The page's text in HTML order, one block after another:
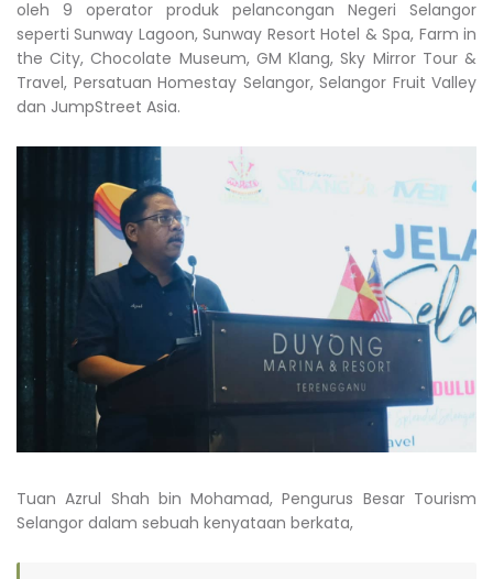
oleh 9 operator produk pelancongan Negeri Selangor
seperti Sunway Lagoon, Sunway Resort Hotel & Spa, Farm in
the City, Chocolate Museum, GM Klang, Sky Mirror Tour &
Travel, Persatuan Homestay Selangor, Selangor Fruit Valley
dan JumpStreet Asia.
Tuan Azrul Shah bin Mohamad, Pengurus Besar Tourism
Selangor dalam sebuah kenyataan berkata,